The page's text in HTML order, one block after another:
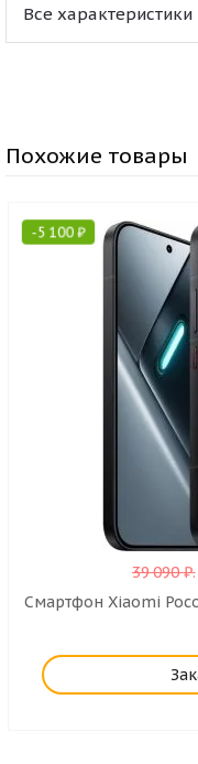
Все характеристики
Похожие товары
-5 100₽
39 090₽.
Смартфон Xiaomi